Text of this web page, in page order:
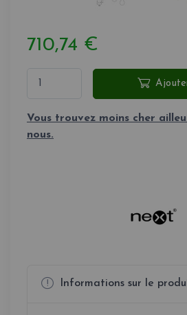
710,74 €
Vous trouvez moins cher
nous.
Informations sur le